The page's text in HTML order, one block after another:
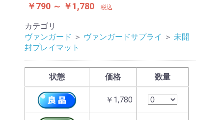
￥790 ～ ￥1,780 税込
カテゴリ
ヴァンガード ＞ ヴァンガードサプライ ＞ 未開
封プレイマット
状態 価格 数量
￥1,780